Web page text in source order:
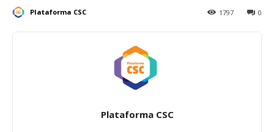
Plataforma CSC 0
1797
Plataforma CSC